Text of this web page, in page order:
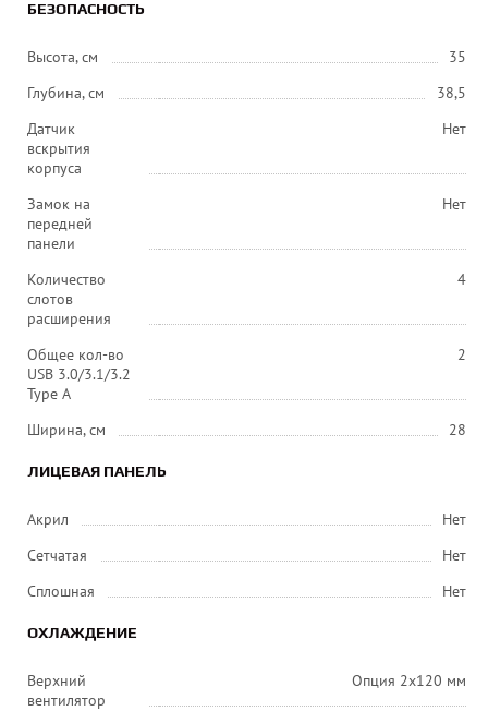
БЕЗОПАСНОСТЬ
Высота, см
35
Глубина, см
38,5
Датчик
вскрытия
корпуса
Нет
Замок на
передней
панели
Нет
Количество
слотов
расширения
4
Общее кол-во
USB 3.0/3.1/3.2
Type A
2
Ширина, см 28
ЛИЦЕВАЯ ПАНЕЛЬ
Акрил
Нет
Сетчатая
Нет
Сплошная
Нет
ОХЛАЖДЕНИЕ
Верхний
вентилятор
Опция 2х120 мм